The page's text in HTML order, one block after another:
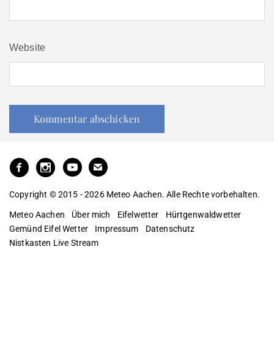
Website
Copyright © 2015 - 2026 Meteo Aachen. Alle Rechte vorbehalten.
Meteo Aachen Über mich Eifelwetter
Hürtgenwaldwetter
Gemünd Eifel Wetter
Impressum
Datenschutz
Nistkasten Live Stream